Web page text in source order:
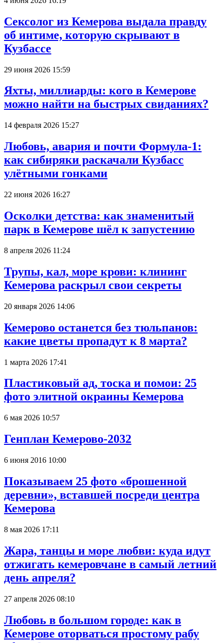
Сексолог из Кемерова выдала правду
об интиме, которую скрывают в
Кузбассе
29 июня 2026 15:59
Яхты, миллиарды: кого в Кемерове
можно найти на быстрых свиданиях?
14 февраля 2026 15:27
Любовь, авария и почти Формула-1:
как сибиряки раскачали Кузбасс
улётными гонками
22 июня 2026 16:27
Осколки детства: как знаменитый
парк в Кемерове шёл к запустению
8 апреля 2026 11:24
Трупы, кал, море крови: клининг
Кемерова раскрыл свои секреты
20 января 2026 14:06
Кемерово останется без тюльпанов:
какие цветы пропадут к 8 марта?
1 марта 2026 17:41
Пластиковый ад, тоска и помои: 25
фото элитной окраины Кемерова
6 мая 2026 10:57
Генплан Кемерово-2032
6 июня 2016 10:00
Показываем 25 фото «брошенной
деревни», вставшей посреди центра
Кемерова
8 мая 2026 17:11
Жара, танцы и море любви: куда идут
отжигать кемеровчане в самый летний
день апреля?
27 апреля 2026 08:10
Любовь в большом городе: как в
Кемерове оторваться простому рабу